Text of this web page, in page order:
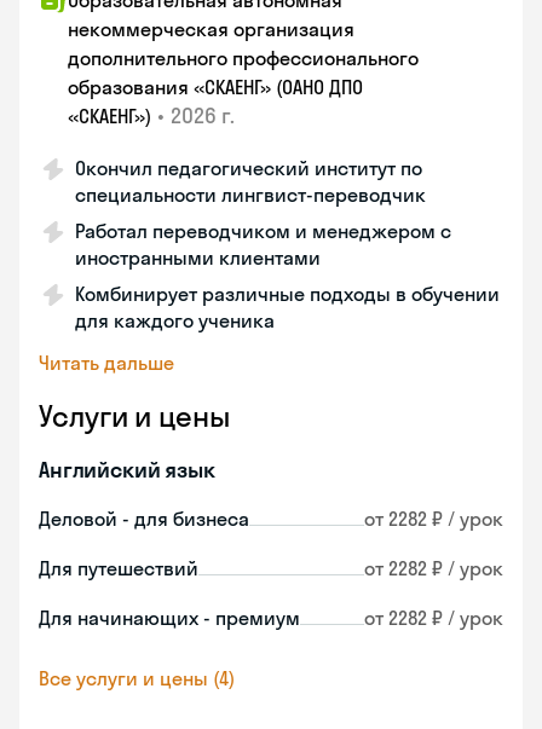
некоммерческая организация
дополнительного профессионального
образования «СКАЕНГ» (ОАНО ДПО
«СКАЕНГ») • 2026 г.
Окончил педагогический институт по
специальности лингвист-переводчик
Работал переводчиком и менеджером с
иностранными клиентами
Комбинирует различные подходы в обучении
для каждого ученика
Читать дальше
Услуги и цены
Английский язык
Деловой - для бизнеса от 2282 ₽ / урок
Для путешествий от 2282 ₽ / урок
Для начинающих - премиум от 2282 ₽ / урок
Все услуги и цены (4)